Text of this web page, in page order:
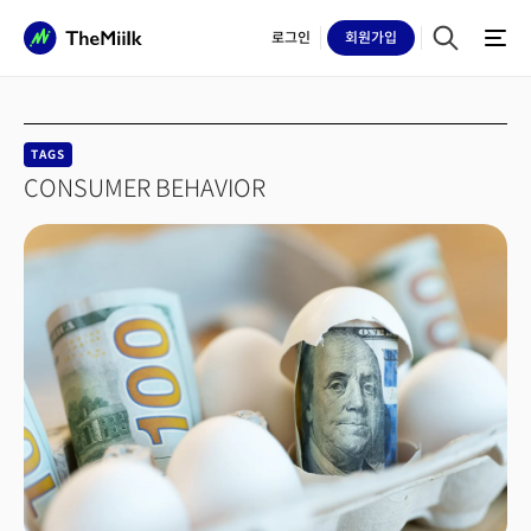
로그인 회원가입
TAGS
CONSUMER BEHAVIOR